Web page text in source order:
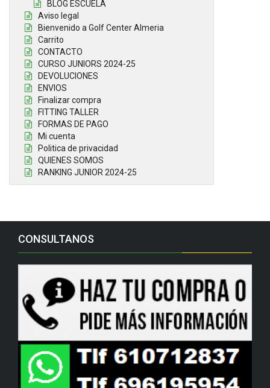
BLOG ESCUELA
Aviso legal
Bienvenido a Golf Center Almeria
Carrito
CONTACTO
CURSO JUNIORS 2024-25
DEVOLUCIONES
ENVIOS
Finalizar compra
FITTING TALLER
FORMAS DE PAGO
Mi cuenta
Politica de privacidad
QUIENES SOMOS
RANKING JUNIOR 2024-25
CONSULTANOS